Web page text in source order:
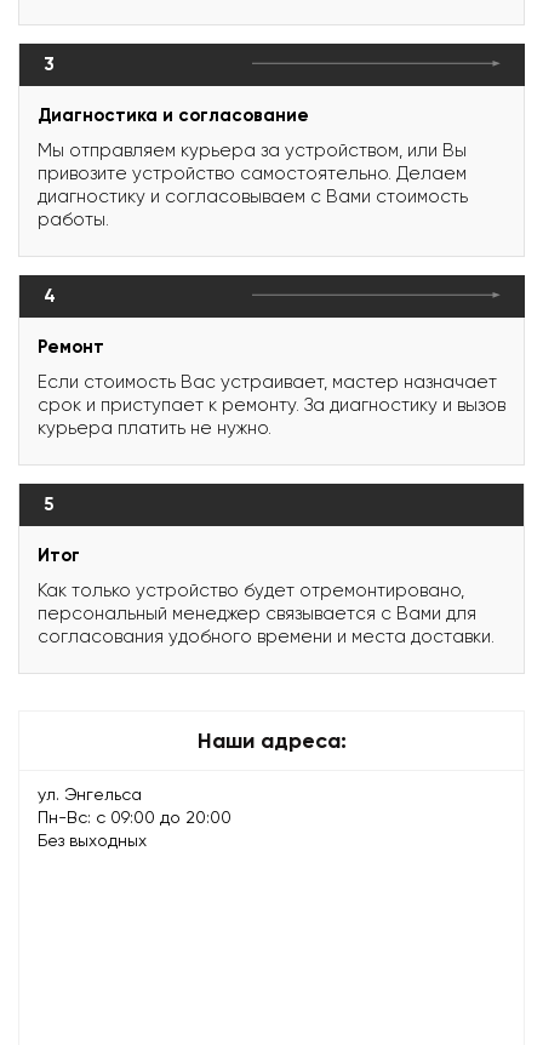
3
Диагностика и согласование
Мы отправляем курьера за устройством, или Вы
привозите устройство самостоятельно. Делаем
диагностику и согласовываем с Вами стоимость
работы.
4
Ремонт
Если стоимость Вас устраивает, мастер назначает
срок и приступает к ремонту. За диагностику и вызов
курьера платить не нужно.
5
Итог
Как только устройство будет отремонтировано,
персональный менеджер связывается с Вами для
согласования удобного времени и места доставки.
Наши адреса:
ул. Энгельса
Пн-Вс: с 09:00 до 20:00
Без выходных